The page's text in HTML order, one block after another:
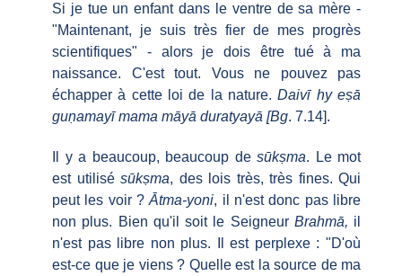
Si je tue un enfant dans le ventre de sa mère -
"Maintenant, je suis très fier de mes progrès
scientifiques" - alors je dois être tué à ma
naissance. C'est tout. Vous ne pouvez pas
échapper à cette loi de la nature.Daivī hy eṣā
guṇamayī mama māyā duratyayā [Bg. 7.14].
Il y a beaucoup, beaucoup de sūkṣma. Le mot
est utilisé sūkṣma, des lois très, très fines. Qui
peut les voir ? Ātma-yoni, il n'est donc pas libre
non plus. Bien qu'il soit le Seigneur Brahmā, il
n'est pas libre non plus. Il est perplexe : "D'où
est-ce que je viens ? Quelle est la source de ma